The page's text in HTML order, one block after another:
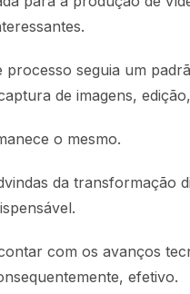
seguia um
de imagens,
o mesmo.
da transformação
com os avanços
efetivo.